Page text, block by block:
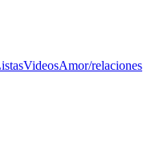
VideosAmor/relaciones